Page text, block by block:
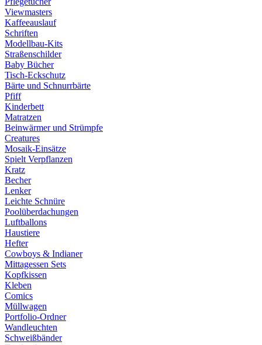
Viewmasters
Kaffeeauslauf
Schriften
Modellbau-Kits
Straßenschilder
Baby Bücher
Tisch-Eckschutz
Bärte und Schnurrbärte
Pfiff
Kinderbett
Matratzen
Beinwärmer und Strümpfe
Creatures
Mosaik-Einsätze
Spielt Verpflanzen
Kratz
Becher
Lenker
Leichte Schnüre
Poolüberdachungen
Luftballons
Haustiere
Hefter
Cowboys & Indianer
Mittagessen Sets
Kopfkissen
Kleben
Comics
Müllwagen
Portfolio-Ordner
Wandleuchten
Schweißbänder